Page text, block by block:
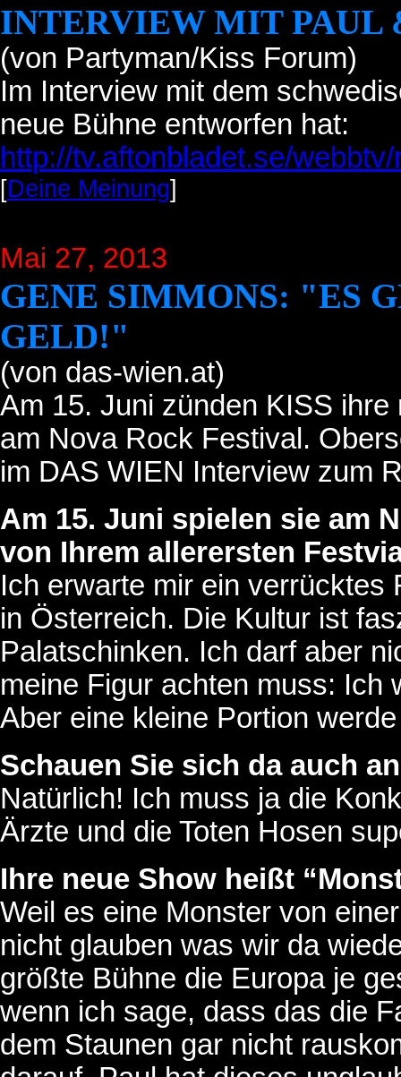
INTERVIEW MIT PAUL
(von Partyman/Kiss Forum)
Im Interview mit dem
neue Bühne entworfen hat:
http://tv.aftonbladet.se/
[Deine Meinung]
Mai 27, 2013
GENE SIMMONS: "ES
GELD!"
(von das-wien.at)
Am 15. Juni zünden KISS
am Nova Rock Festival.
im DAS WIEN Interview zum
Am 15. Juni spielen sie am
von Ihrem allerersten
Ich erwarte mir ein
in Österreich. Die Kultur ist
Palatschinken. Ich darf aber
meine Figur achten muss: Ich
Aber eine kleine Portion
Schauen Sie sich da auch
Natürlich! Ich muss ja die
Ärzte und die Toten Hosen
Ihre neue Show heißt
Weil es eine Monster von
nicht glauben was wir da
größte Bühne die Europa je
wenn ich sage, dass das die
dem Staunen gar nicht